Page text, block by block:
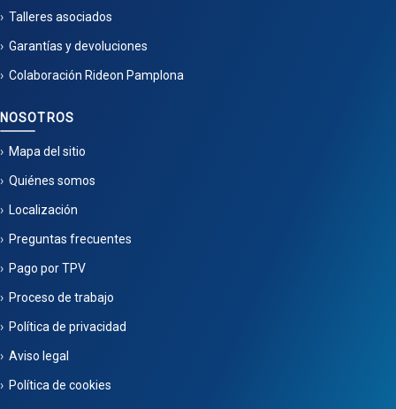
Talleres asociados
Garantías y devoluciones
Colaboración Rideon Pamplona
NOSOTROS
Mapa del sitio
Quiénes somos
Localización
Preguntas frecuentes
Pago por TPV
Proceso de trabajo
Política de privacidad
Aviso legal
Política de cookies